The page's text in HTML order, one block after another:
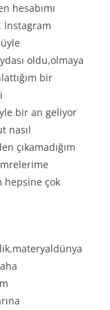
hesabımı
İnstagram
oldu,olmaya
bir
bir an geliyor
nasıl
çıkamadığım
hepsine çok